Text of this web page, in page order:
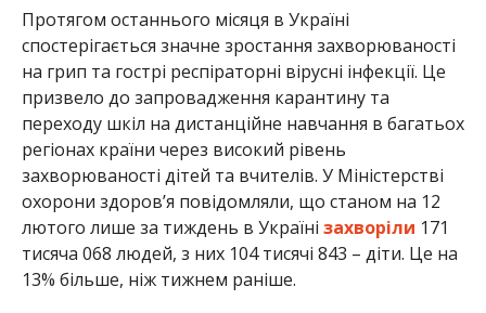
Протягом останнього місяця в Україні
спостерігається значне зростання захворюваності
на грип та гострі респіраторні вірусні інфекції. Це
призвело до запровадження карантину та
переходу шкіл на дистанційне навчання в багатьох
регіонах країни через високий рівень
захворюваності дітей та вчителів. У Міністерстві
охорони здоров’я повідомляли, що станом на 12
лютого лише за тиждень в Україні захворіли 171
тисяча 068 людей, з них 104 тисячі 843 – діти. Це на
13% більше, ніж тижнем раніше.